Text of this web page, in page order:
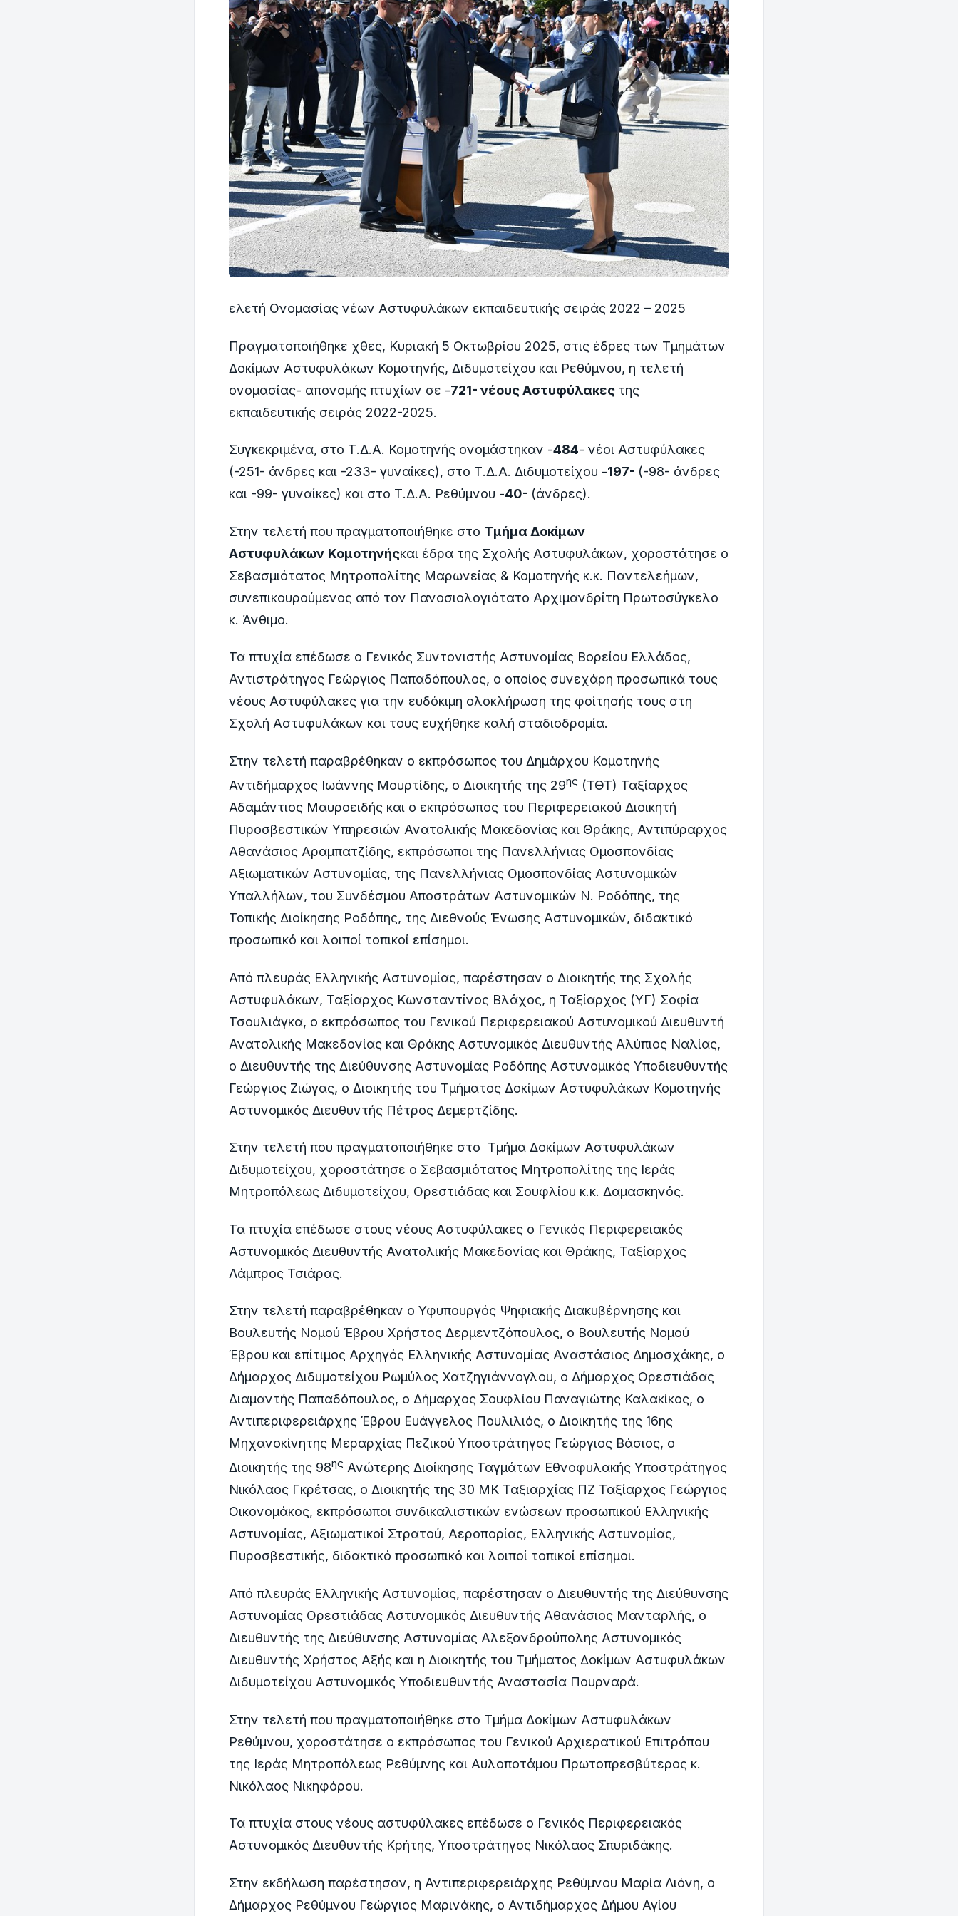
ελετή Ονομασίας νέων Αστυφυλάκων εκπαιδευτικής σειράς 2022 – 2025
Πραγματοποιήθηκε χθες, Κυριακή 5 Οκτωβρίου 2025, στις έδρες των Τμημάτων
Δοκίμων Αστυφυλάκων Κομοτηνής, Διδυμοτείχου και Ρεθύμνου, η τελετή
ονομασίας- απονομής πτυχίων σε -721- νέους Αστυφύλακες της
εκπαιδευτικής σειράς 2022-2025.
Συγκεκριμένα, στο Τ.Δ.Α. Κομοτηνής ονομάστηκαν -484- νέοι Αστυφύλακες
(-251- άνδρες και -233- γυναίκες), στο Τ.Δ.Α. Διδυμοτείχου -197- (-98- άνδρες
και -99- γυναίκες) και στο Τ.Δ.Α. Ρεθύμνου -40- (άνδρες).
Στην τελετή που πραγματοποιήθηκε στο Τμήμα Δοκίμων
Αστυφυλάκων Κομοτηνήςκαι έδρα της Σχολής Αστυφυλάκων, χοροστάτησε ο
Σεβασμιότατος Μητροπολίτης Μαρωνείας & Κομοτηνής κ.κ. Παντελεήμων,
συνεπικουρούμενος από τον Πανοσιολογιότατο Αρχιμανδρίτη Πρωτοσύγκελο
κ. Άνθιμο.
Τα πτυχία επέδωσε o Γενικός Συντονιστής Αστυνομίας Βορείου Ελλάδος,
Αντιστράτηγος Γεώργιος Παπαδόπουλος, ο οποίος συνεχάρη προσωπικά τους
νέους Αστυφύλακες για την ευδόκιμη ολοκλήρωση της φοίτησής τους στη
Σχολή Αστυφυλάκων και τους ευχήθηκε καλή σταδιοδρομία.
Στην τελετή παραβρέθηκαν o εκπρόσωπος του Δημάρχου Κομοτηνής
Αντιδήμαρχος Ιωάννης Μουρτίδης, ο Διοικητής της 29ης (ΤΘΤ) Ταξίαρχος
Αδαμάντιος Μαυροειδής και ο εκπρόσωπος του Περιφερειακού Διοικητή
Πυροσβεστικών Υπηρεσιών Ανατολικής Μακεδονίας και Θράκης, Αντιπύραρχος
Αθανάσιος Αραμπατζίδης, εκπρόσωποι της Πανελλήνιας Ομοσπονδίας
Αξιωματικών Αστυνομίας, της Πανελλήνιας Ομοσπονδίας Αστυνομικών
Υπαλλήλων, του Συνδέσμου Αποστράτων Αστυνομικών Ν. Ροδόπης, της
Τοπικής Διοίκησης Ροδόπης, της Διεθνούς Ένωσης Αστυνομικών, διδακτικό
προσωπικό και λοιποί τοπικοί επίσημοι.
Από πλευράς Ελληνικής Αστυνομίας, παρέστησαν ο Διοικητής της Σχολής
Αστυφυλάκων, Ταξίαρχος Κωνσταντίνος Βλάχος, η Ταξίαρχος (ΥΓ) Σοφία
Τσουλιάγκα, ο εκπρόσωπος του Γενικού Περιφερειακού Αστυνομικού Διευθυντή
Ανατολικής Μακεδονίας και Θράκης Αστυνομικός Διευθυντής Αλύπιος Ναλίας,
ο Διευθυντής της Διεύθυνσης Αστυνομίας Ροδόπης Αστυνομικός Υποδιευθυντής
Γεώργιος Ζιώγας, ο Διοικητής του Τμήματος Δοκίμων Αστυφυλάκων Κομοτηνής
Αστυνομικός Διευθυντής Πέτρος Δεμερτζίδης.
Στην τελετή που πραγματοποιήθηκε στο Τμήμα Δοκίμων Αστυφυλάκων
Διδυμοτείχου, χοροστάτησε ο Σεβασμιότατος Μητροπολίτης της Ιεράς
Μητροπόλεως Διδυμοτείχου, Ορεστιάδας και Σουφλίου κ.κ. Δαμασκηνός.
Τα πτυχία επέδωσε στους νέους Αστυφύλακες ο Γενικός Περιφερειακός
Αστυνομικός Διευθυντής Ανατολικής Μακεδονίας και Θράκης, Ταξίαρχος
Λάμπρος Τσιάρας.
Στην τελετή παραβρέθηκαν ο Υφυπουργός Ψηφιακής Διακυβέρνησης και
Βουλευτής Νομού Έβρου Χρήστος Δερμεντζόπουλος, ο Βουλευτής Νομού
Έβρου και επίτιμος Αρχηγός Ελληνικής Αστυνομίας Αναστάσιος Δημοσχάκης, ο
Δήμαρχος Διδυμοτείχου Ρωμύλος Χατζηγιάννογλου, ο Δήμαρχος Ορεστιάδας
Διαμαντής Παπαδόπουλος, ο Δήμαρχος Σουφλίου Παναγιώτης Καλακίκος, ο
Αντιπεριφερειάρχης Έβρου Ευάγγελος Πουλιλιός, ο Διοικητής της 16ης
Μηχανοκίνητης Μεραρχίας Πεζικού Υποστράτηγος Γεώργιος Βάσιος, ο
Διοικητής της 98ης Ανώτερης Διοίκησης Ταγμάτων Εθνοφυλακής Υποστράτηγος
Νικόλαος Γκρέτσας, ο Διοικητής της 30 ΜΚ Ταξιαρχίας ΠΖ Ταξίαρχος Γεώργιος
Οικονομάκος, εκπρόσωποι συνδικαλιστικών ενώσεων προσωπικού Ελληνικής
Αστυνομίας, Αξιωματικοί Στρατού, Αεροπορίας, Ελληνικής Αστυνομίας,
Πυροσβεστικής, διδακτικό προσωπικό και λοιποί τοπικοί επίσημοι.
Από πλευράς Ελληνικής Αστυνομίας, παρέστησαν ο Διευθυντής της Διεύθυνσης
Αστυνομίας Ορεστιάδας Αστυνομικός Διευθυντής Αθανάσιος Μανταρλής, ο
Διευθυντής της Διεύθυνσης Αστυνομίας Αλεξανδρούπολης Αστυνομικός
Διευθυντής Χρήστος Αξής και η Διοικητής του Τμήματος Δοκίμων Αστυφυλάκων
Διδυμοτείχου Αστυνομικός Υποδιευθυντής Αναστασία Πουρναρά.
Στην τελετή που πραγματοποιήθηκε στο Τμήμα Δοκίμων Αστυφυλάκων
Ρεθύμνου, χοροστάτησε ο εκπρόσωπος του Γενικού Αρχιερατικού Επιτρόπου
της Ιεράς Μητροπόλεως Ρεθύμνης και Αυλοποτάμου Πρωτοπρεσβύτερος κ.
Νικόλαος Νικηφόρου.
Τα πτυχία στους νέους αστυφύλακες επέδωσε ο Γενικός Περιφερειακός
Αστυνομικός Διευθυντής Κρήτης, Υποστράτηγος Νικόλαος Σπυριδάκης.
Στην εκδήλωση παρέστησαν, η Αντιπεριφερειάρχης Ρεθύμνου Μαρία Λιόνη, o
Δήμαρχος Ρεθύμνου Γεώργιος Μαρινάκης, ο Αντιδήμαρχος Δήμου Αγίου